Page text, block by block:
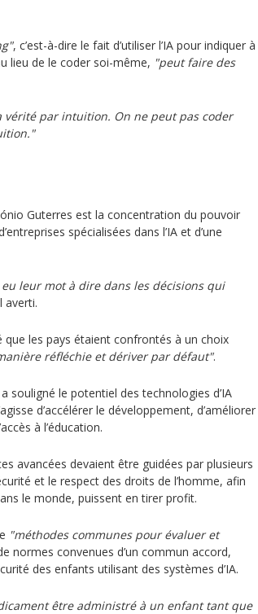
, c’est-à-dire le fait d’utiliser l’IA pour indiquer à
lieu de le coder soi-même, "peut faire des
vérité par intuition. On ne peut pas coder
Guterres est la concentration du pouvoir
spécialisées dans l’IA et d’une
eu leur mot à dire dans les décisions qui
averti.
que les pays étaient confrontés à un choix
réfléchie et dériver par défaut".
souligné le potentiel des technologies d’IA
d’accélérer le développement, d’améliorer
à l’éducation.
avancées devaient être guidées par plusieurs
et le respect des droits de l’homme, afin
le monde, puissent en tirer profit.
"méthodes communes pour évaluer et
normes convenues d’un commun accord,
des enfants utilisant des systèmes d’IA.
être administré à un enfant tant que